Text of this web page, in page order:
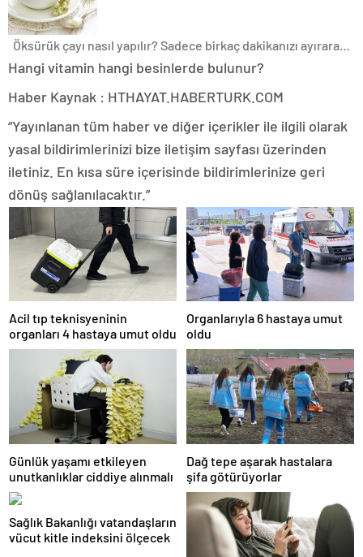
Öksürük çayı nasıl yapılır? Sadece birkaç dakikanızı ayırara…
Hangi vitamin hangi besinlerde bulunur?
Haber Kaynak : HTHAYAT.HABERTURK.COM
“Yayınlanan tüm haber ve diğer içerikler ile ilgili olarak
yasal bildirimlerinizi bize iletişim sayfası üzerinden
iletiniz. En kısa süre içerisinde bildirimlerinize geri
dönüş sağlanılacaktır.”
Acil tıp teknisyeninin
organları 4 hastaya umut oldu
Organlarıyla 6 hastaya umut
oldu
Günlük yaşamı etkileyen
unutkanlıklar ciddiye alınmalı
Dağ tepe aşarak hastalara
şifa götürüyorlar
Sağlık Bakanlığı vatandaşların
vücut kitle indeksini ölçecek